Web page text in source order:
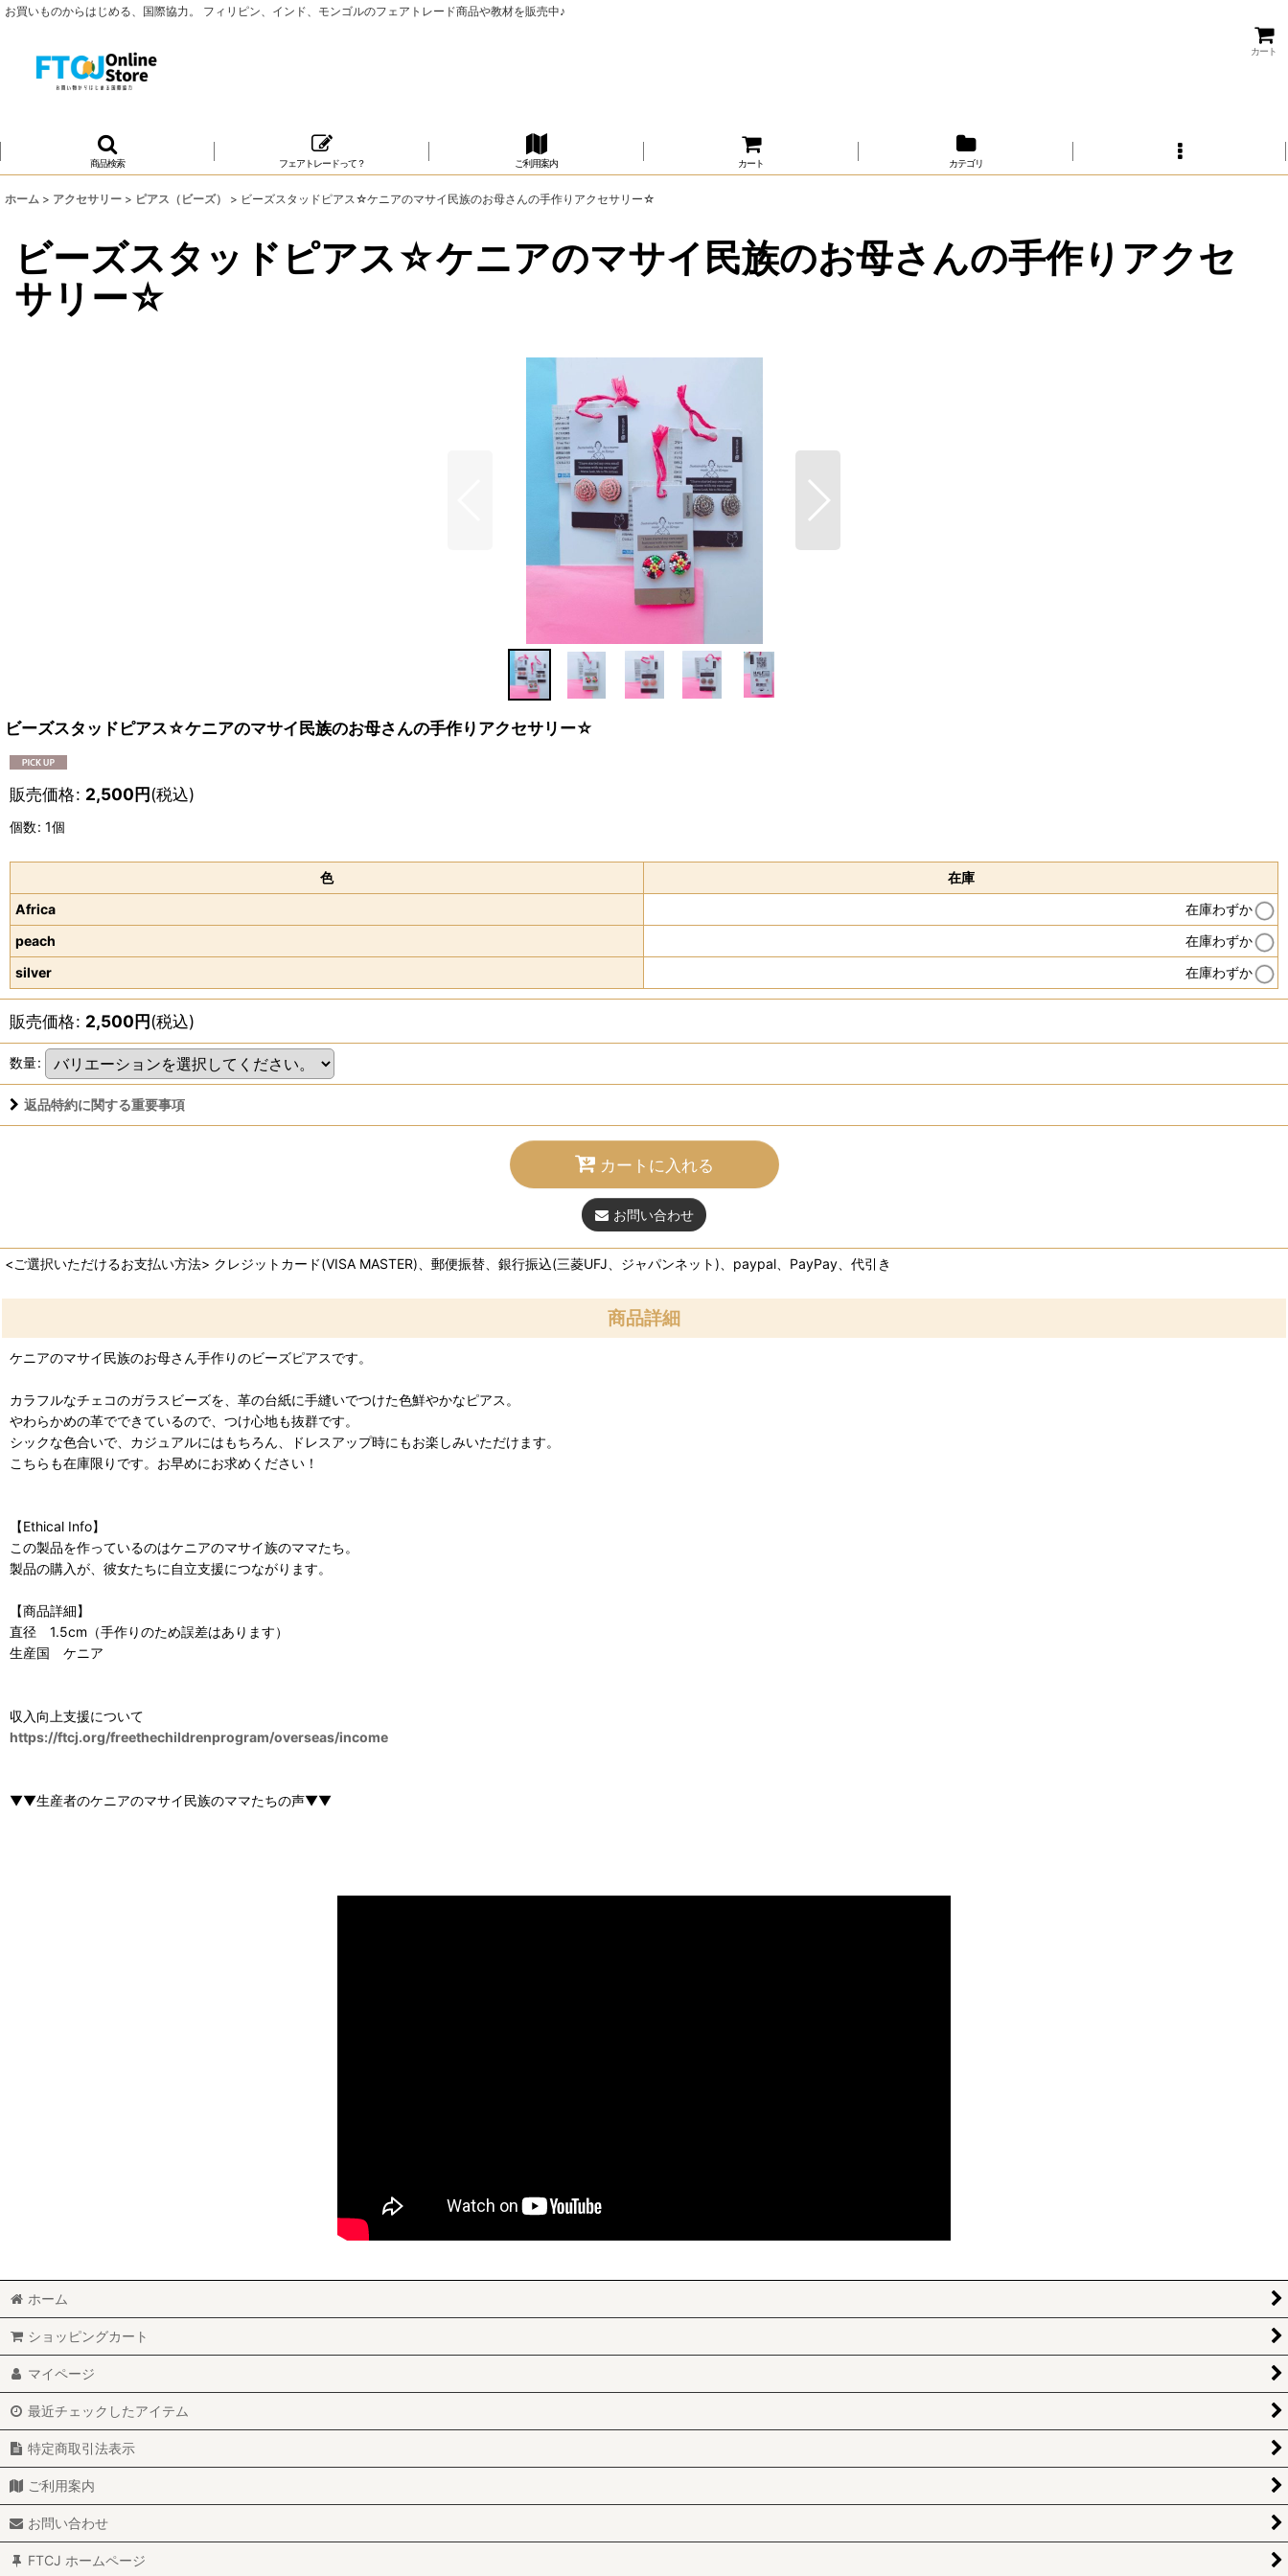
お買いものからはじめる、国際協力。 フィリピン、インド、モンゴルのフェアトレード商品や教材を販売中♪
カート
商品検索 フェアトレードって？ ご利用案内 カート カテゴリ
ホーム > アクセサリー > ピアス（ビーズ） > ビーズスタッドピアス☆ケニアのマサイ民族のお母さんの手作りアクセサリー☆
ビーズスタッドピアス☆ケニアのマサイ民族のお母さんの手作りアクセ
サリー☆
ビーズスタッドピアス☆ケニアのマサイ民族のお母さんの手作りアクセサリー☆
販売価格: 2,500円(税込)
個数: 1個
色
在庫
Africa
在庫わずか
peach
在庫わずか
silver
在庫わずか
販売価格: 2,500円(税込)
数量:
返品特約に関する重要事項
カートに入れる
お問い合わせ
<ご選択いただけるお支払い方法> クレジットカード(VISA MASTER)、郵便振替、銀行振込(三菱UFJ、ジャパンネット)、paypal、PayPay、代引き
商品詳細
ケニアのマサイ民族のお母さん手作りのビーズピアスです。
カラフルなチェコのガラスビーズを、革の台紙に手縫いでつけた色鮮やかなピアス。
やわらかめの革でできているので、つけ心地も抜群です。
シックな色合いで、カジュアルにはもちろん、ドレスアップ時にもお楽しみいただけます。
こちらも在庫限りです。お早めにお求めください！
【Ethical Info】
この製品を作っているのはケニアのマサイ族のママたち。
製品の購入が、彼女たちに自立支援につながります。
【商品詳細】
直径 1.5cm（手作りのため誤差はあります）
生産国 ケニア
収入向上支援について
https://ftcj.org/freethechildrenprogram/overseas/income
▼▼生産者のケニアのマサイ民族のママたちの声▼▼
ホーム
ショッピングカート
マイページ
最近チェックしたアイテム
特定商取引法表示
ご利用案内
お問い合わせ
FTCJ ホームページ